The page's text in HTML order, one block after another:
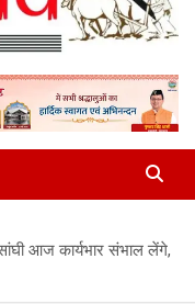
आज कार्यभार संभाल लेंगे,